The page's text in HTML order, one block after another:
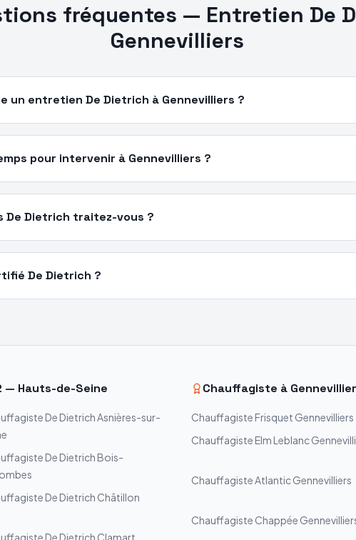
fréquentes — Entretien De
Gennevilliers
un entretien De Dietrich à Gennevilliers ?
pour intervenir à Gennevilliers ?
De Dietrich traitez-vous ?
De Dietrich ?
— Hauts-de-Seine
De DietrichAsnières-sur-
De Dietrich Bois-
De Dietrich Châtillon
De Dietrich Clamart
Chauffagiste à
Chauffagiste Frisquet Gennevilliers
Chauffagiste Elm Leblanc
ChauffagisteAtlanticGennevilliers
Chauffagiste Chappée